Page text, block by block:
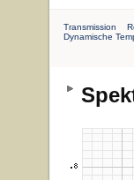
Transmission
Dynamische